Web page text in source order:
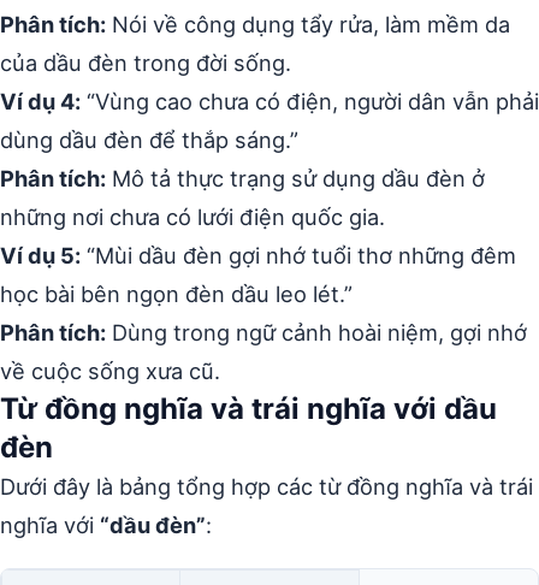
Phân tích: Nói về công dụng tẩy rửa, làm mềm da
của dầu đèn trong đời sống.
Ví dụ 4: “Vùng cao chưa có điện, người dân vẫn phải
dùng dầu đèn để thắp sáng.”
Phân tích: Mô tả thực trạng sử dụng dầu đèn ở
những nơi chưa có lưới điện quốc gia.
Ví dụ 5: “Mùi dầu đèn gợi nhớ tuổi thơ những đêm
học bài bên ngọn đèn dầu leo lét.”
Phân tích: Dùng trong ngữ cảnh hoài niệm, gợi nhớ
về cuộc sống xưa cũ.
Từ đồng nghĩa và trái nghĩa với dầu
đèn
Dưới đây là bảng tổng hợp các từ đồng nghĩa và trái
nghĩa với “dầu đèn”: